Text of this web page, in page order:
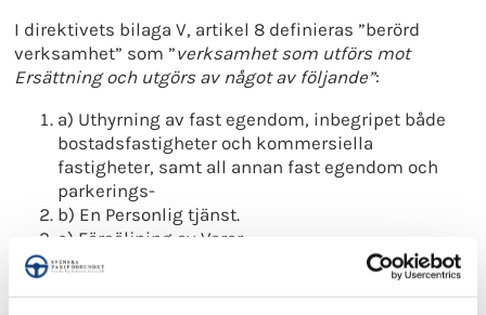
I direktivets bilaga V, artikel 8 definieras ”berörd
verksamhet” som ”verksamhet som utförs mot
Ersättning och utgörs av något av följande”:
a) Uthyrning av fast egendom, inbegripet både
bostadsfastigheter och kommersiella
fastigheter, samt all annan fast egendom och
parkerings-
b) En Personlig tjänst.
c) Försäljning av Varor.
d) Uthyrning av transportmedel.
Det torde ligga närmast till hands att se dessa